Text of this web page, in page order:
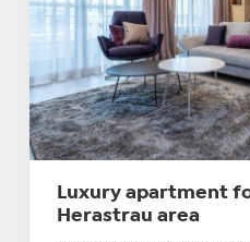
Luxury apartment
Herastrau area